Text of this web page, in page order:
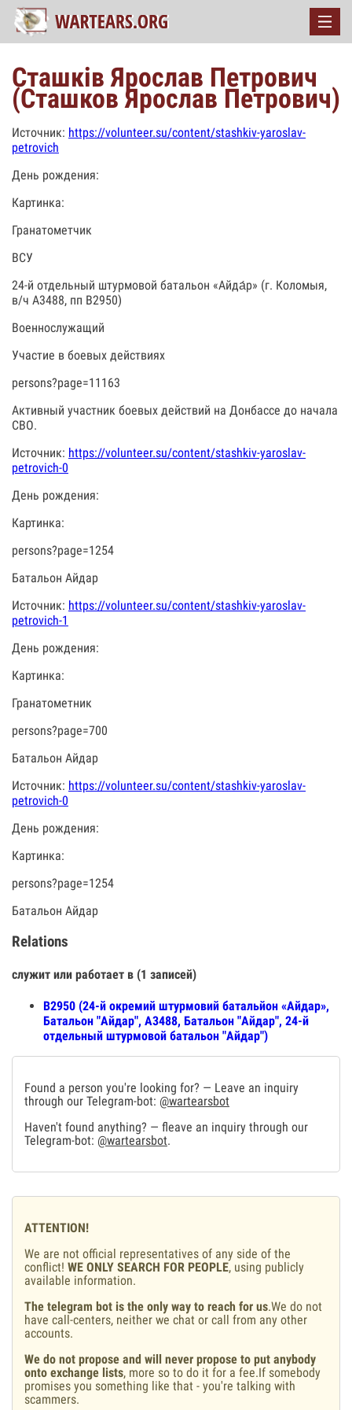
Сташків Ярослав Петрович
(Сташков Ярослав Петрович)
Источник: https://volunteer.su/content/stashkiv-yaroslav-
petrovich
День рождения:
Картинка:
Гранатометчик
ВСУ
24-й отдельный штурмовой батальон «Айда́р» (г. Коломыя,
в/ч А3488, пп В2950)
Военнослужащий
Участие в боевых действиях
persons?page=11163
Активный участник боевых действий на Донбассе до начала
СВО.
Источник: https://volunteer.su/content/stashkiv-yaroslav-
petrovich-0
День рождения:
Картинка:
persons?page=1254
Батальон Айдар
Источник: https://volunteer.su/content/stashkiv-yaroslav-
petrovich-1
День рождения:
Картинка:
Гранатометник
persons?page=700
Батальон Айдар
Источник: https://volunteer.su/content/stashkiv-yaroslav-
petrovich-0
День рождения:
Картинка:
persons?page=1254
Батальон Айдар
Relations
служит или работает в (1 записей)
В2950 (24-й окремий штурмовий батальйон «Айдар»,
Батальон "Айдар", А3488, Батальон "Айдар", 24-й
отдельный штурмовой батальон "Айдар")
Found a person you're looking for? — Leave an inquiry
through our Telegram-bot: @wartearsbot
Haven't found anything? — fleave an inquiry through our
Telegram-bot: @wartearsbot.
ATTENTION!
We are not official representatives of any side of the
conflict! WE ONLY SEARCH FOR PEOPLE, using publicly
available information.
The telegram bot is the only way to reach for us.We do not
have call-centers, neither we chat or call from any other
accounts.
We do not propose and will never propose to put anybody
onto exchange lists, more so to do it for a fee.If somebody
promises you something like that - you're talking with
scammers.